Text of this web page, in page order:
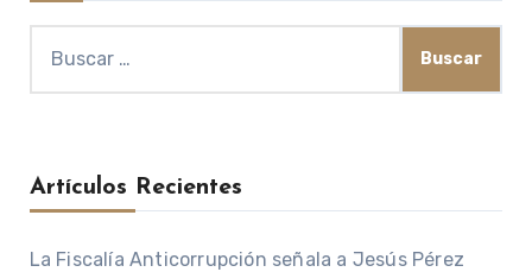
Artículos Recientes
La Fiscalía Anticorrupción señala a Jesús Pérez